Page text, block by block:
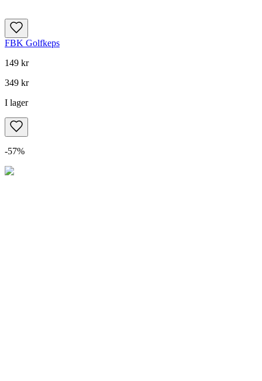
FBK Golfkeps
149 kr
349 kr
I lager
-57%